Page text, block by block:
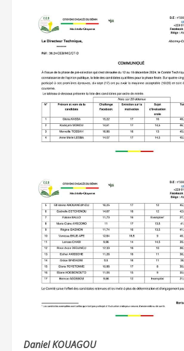
Daniel KOUAGOU